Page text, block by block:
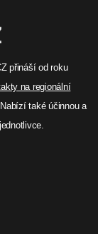
přináší od roku
na regionální
také účinnou a